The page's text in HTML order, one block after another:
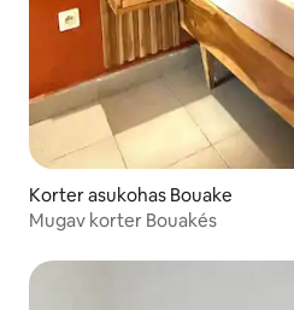
Korter asukohas Bouake
Mugav korter Bouakés